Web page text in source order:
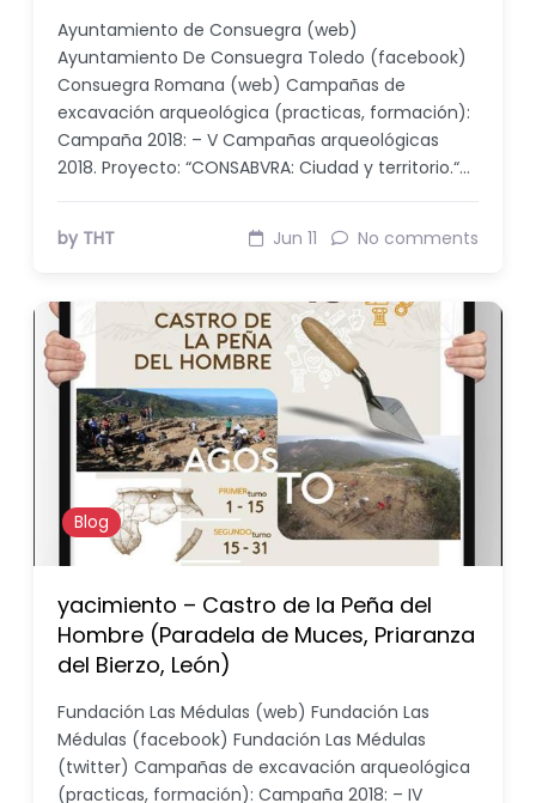
Ayuntamiento de Consuegra (web)
Ayuntamiento De Consuegra Toledo (facebook)
Consuegra Romana (web) Campañas de
excavación arqueológica (practicas, formación):
Campaña 2018: – V Campañas arqueológicas
2018. Proyecto: “CONSABVRA: Ciudad y territorio.“…
by THT Jun 11 No comments
Blog
yacimiento – Castro de la Peña del
Hombre (Paradela de Muces, Priaranza
del Bierzo, León)
Fundación Las Médulas (web) Fundación Las
Médulas (facebook) Fundación Las Médulas
(twitter) Campañas de excavación arqueológica
(practicas, formación): Campaña 2018: – IV